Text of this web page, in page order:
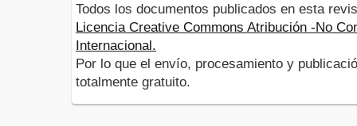
Todos los documentos publicados en esta
Licencia Creative Commons Atribución -No
Internacional.
Por lo que el envío, procesamiento y
totalmente gratuito.